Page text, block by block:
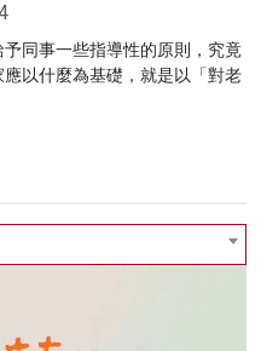
同事一些指導性的原則，究竟
以什麼為基礎，就是以「對老